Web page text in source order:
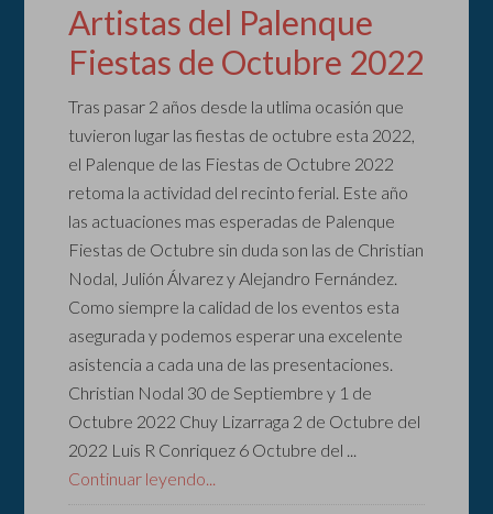
Artistas del Palenque
Fiestas de Octubre 2022
Tras pasar 2 años desde la utlima ocasión que
tuvieron lugar las fiestas de octubre esta 2022,
el Palenque de las Fiestas de Octubre 2022
retoma la actividad del recinto ferial. Este año
las actuaciones mas esperadas de Palenque
Fiestas de Octubre sin duda son las de Christian
Nodal, Julión Álvarez y Alejandro Fernández.
Como siempre la calidad de los eventos esta
asegurada y podemos esperar una excelente
asistencia a cada una de las presentaciones.
Christian Nodal 30 de Septiembre y 1 de
Octubre 2022 Chuy Lizarraga 2 de Octubre del
2022 Luis R Conriquez 6 Octubre del ...
Continuar leyendo...